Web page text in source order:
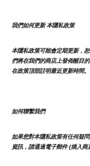
我們如何更新 本隱私政策
本隱私政策可能會定期更新，
們將在我們的商店上發佈醒目
在政策頂部註明最近更新時間。
如何聯繫我們
如果您對本隱私政策有任何疑
資訊，請通過電子郵件 {插入商